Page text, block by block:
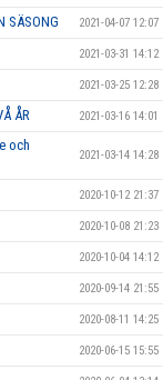
SÄSONG 2021-04-07 12:07
2021-03-31 14:12
2021-03-25 12:28
ÅR 2021-03-16 14:01
och
2021-03-14 14:28
2020-10-12 21:37
2020-10-08 21:23
2020-10-04 14:12
2020-09-14 21:55
2020-08-11 14:25
2020-06-15 15:55